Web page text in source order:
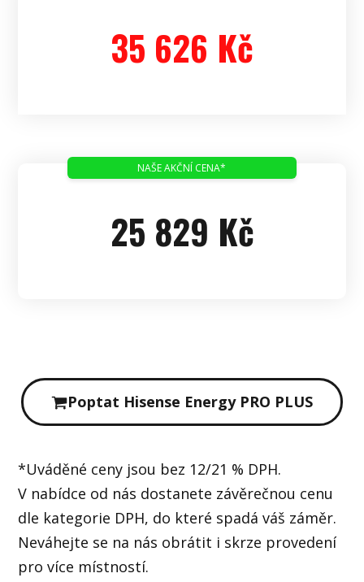
35 626 Kč
25 829 Kč
NAŠE AKČNÍ CENA*
Poptat Hisense Energy PRO PLUS
*Uváděné ceny jsou bez 12/21 % DPH.
V nabídce od nás dostanete závěrečnou cenu
dle kategorie DPH, do které spadá váš záměr.
Neváhejte se na nás obrátit i skrze provedení
pro více místností.